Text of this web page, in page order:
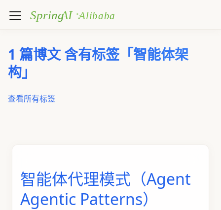
1 篇博文 含有标签「智能体架
构」
查看所有标签
智能体代理模式（Agent
Agentic Patterns）